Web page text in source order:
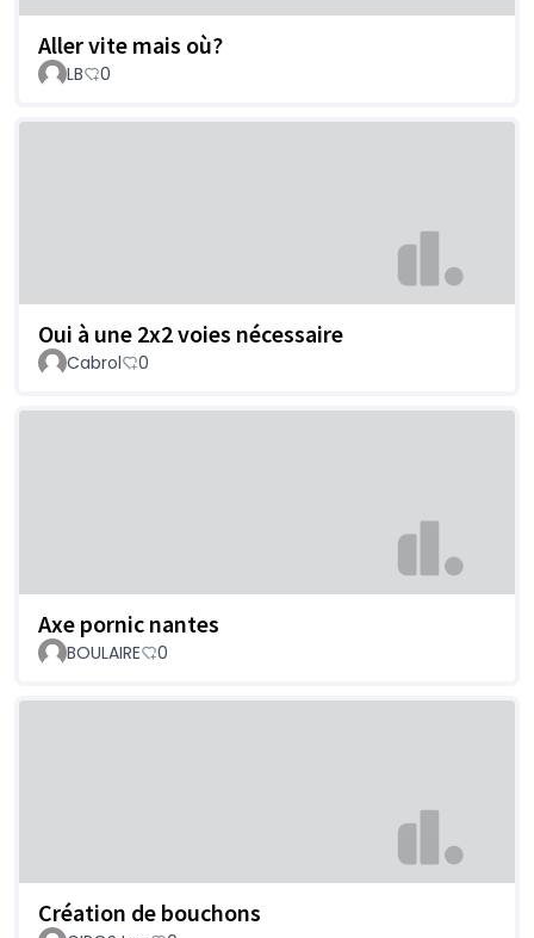
Aller vite mais où?
LB 0
Oui à une 2x2 voies nécessaire
Cabrol 0
Axe pornic nantes
BOULAIRE 0
Création de bouchons